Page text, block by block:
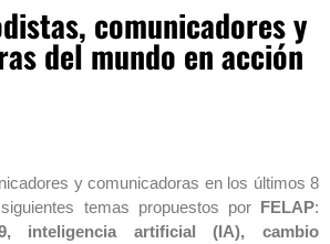
comunicadores y
del mundo en acción
y comunicadoras en los últimos 8
temas propuestos por FELAP:
inteligencia artificial (IA), cambio